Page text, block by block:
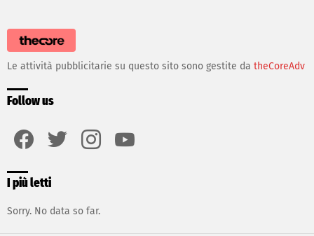
Le attività pubblicitarie su questo sito sono gestite da theCoreAdv
Follow us
I più letti
Sorry. No data so far.